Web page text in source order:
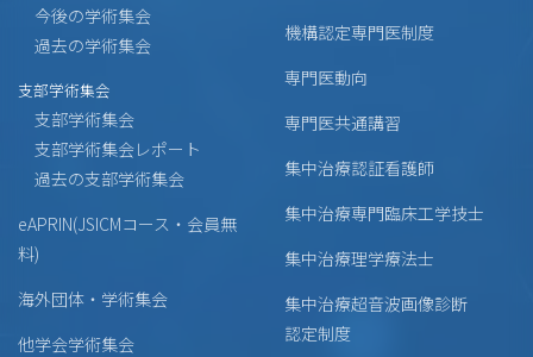
今後の学術集会
過去の学術集会
支部学術集会
支部学術集会
支部学術集会レポート
過去の支部学術集会
eAPRIN(JSICMコース・会員無
料)
海外団体・学術集会
他学会学術集会
機構認定専門医制度
専門医動向
専門医共通講習
集中治療認証看護師
集中治療専門臨床工学技士
集中治療理学療法士
集中治療超音波画像診断
認定制度